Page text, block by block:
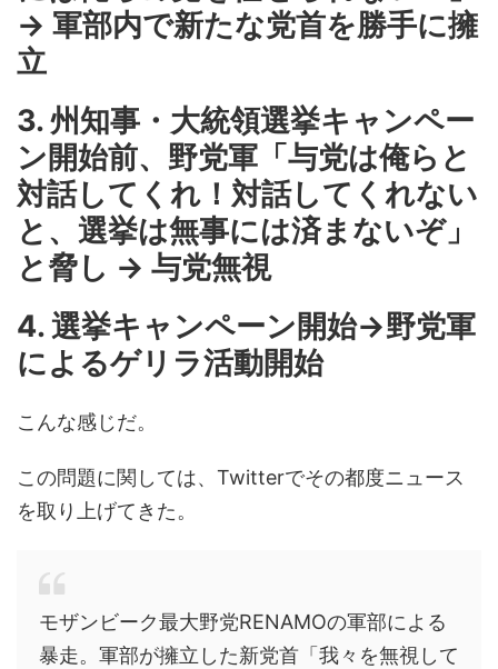
→ 軍部内で新たな党首を勝手に擁
立
3. 州知事・大統領選挙キャンペー
ン開始前、野党軍「与党は俺らと
対話してくれ！対話してくれない
と、選挙は無事には済まないぞ」
と脅し → 与党無視
4. 選挙キャンペーン開始→野党軍
によるゲリラ活動開始
こんな感じだ。
この問題に関しては、Twitterでその都度ニュース
を取り上げてきた。
モザンビーク最大野党RENAMOの軍部による
暴走。軍部が擁立した新党首「我々を無視して